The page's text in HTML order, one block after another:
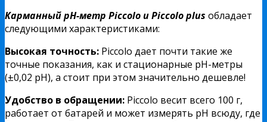
Карманный pH-метр Piccolo и Piccolo plus обладает
следующими характеристиками:
Высокая точность: Piccolo дает почти такие же
точные показания, как и стационарные рН-метры
(±0,02 рН), а стоит при этом значительно дешевле!
Удобство в обращении: Piccolo весит всего 100 г,
работает от батарей и может измерять рН всюду, где